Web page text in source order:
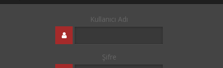
Kullanıcı Adı
Şifre